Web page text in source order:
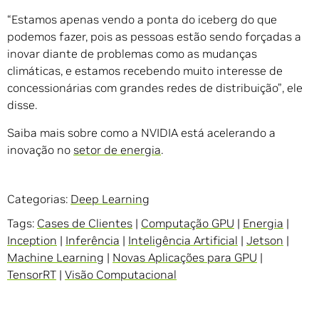
“Estamos apenas vendo a ponta do iceberg do que
podemos fazer, pois as pessoas estão sendo forçadas a
inovar diante de problemas como as mudanças
climáticas, e estamos recebendo muito interesse de
concessionárias com grandes redes de distribuição”, ele
disse.
Saiba mais sobre como a NVIDIA está acelerando a
inovação no setor de energia.
Categorias: Deep Learning
Tags: Cases de Clientes | Computação GPU | Energia |
Inception | Inferência | Inteligência Artificial | Jetson |
Machine Learning | Novas Aplicações para GPU |
TensorRT | Visão Computacional